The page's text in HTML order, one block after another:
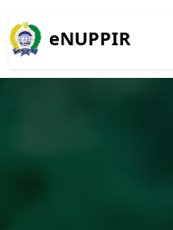
eNUPPIR